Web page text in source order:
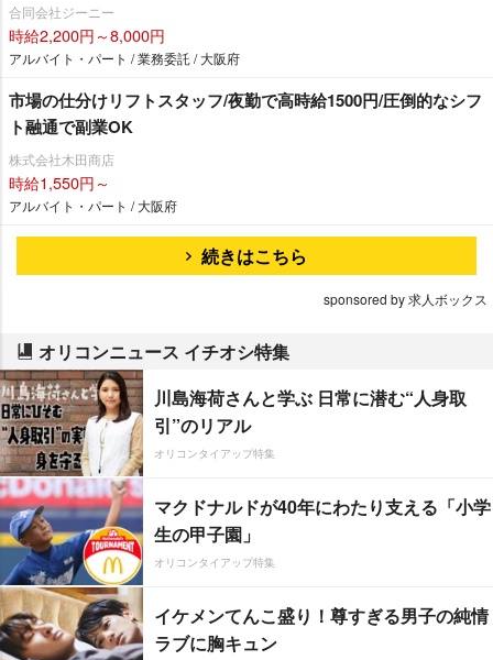
合同会社ジーニー
時給2,200円～8,000円
アルバイト・パート / 業務委託 / 大阪府
市場の仕分けリフトスタッフ/夜勤で高時給1500円/圧倒的なシフ
ト融通で副業OK
株式会社木田商店
時給1,550円～
アルバイト・パート / 大阪府
続きはこちら
sponsored by 求人ボックス
オリコンニュース イチオシ特集
川島海荷さんと学ぶ 日常に潜む“人身取
引”のリアル
オリコンタイアップ特集
マクドナルドが40年にわたり支える「小学
生の甲子園」
オリコンタイアップ特集
イケメンてんこ盛り！尊すぎる男子の純情
ラブに胸キュン